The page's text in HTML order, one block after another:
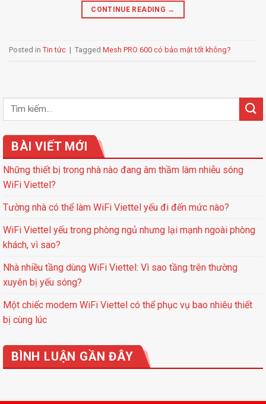
CONTINUE READING →
Posted in Tin tức | Tagged Mesh PRO 600 có bảo mật tốt không?
BÀI VIẾT MỚI
Những thiết bị trong nhà nào đang âm thầm làm nhiễu sóng
WiFi Viettel?
Tường nhà có thể làm WiFi Viettel yếu đi đến mức nào?
WiFi Viettel yếu trong phòng ngủ nhưng lại mạnh ngoài phòng
khách, vì sao?
Nhà nhiều tầng dùng WiFi Viettel: Vì sao tầng trên thường
xuyên bị yếu sóng?
Một chiếc modem WiFi Viettel có thể phục vụ bao nhiêu thiết
bị cùng lúc
BÌNH LUẬN GẦN ĐÂY